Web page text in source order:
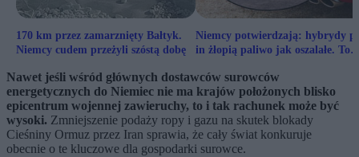
170 km przez zamarznięty Bałtyk.
Niemcy cudem przeżyli szóstą dobę
Niemcy potwierdzają: hybrydy
in żłopią paliwo jak oszalałe. To
Nawet jeśli wśród głównych dostawców surowców
energetycznych do Niemiec nie ma krajów położonych blisko
epicentrum wojennej zawieruchy, to i tak rachunek może być
wysoki. Zmniejszenie podaży ropy i gazu na skutek blokady
Cieśniny Ormuz przez Iran sprawia, że cały świat konkuruje
obecnie o te kluczowe dla gospodarki surowce.